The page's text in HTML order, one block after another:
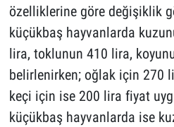
özelliklerine göre değişiklik
küçükbaş hayvanlarda
lira, toklunun 410 lira,
belirlenirken; oğlak için 270
keçi için ise 200 lira fiyat
küçükbaş hayvanlarda ise